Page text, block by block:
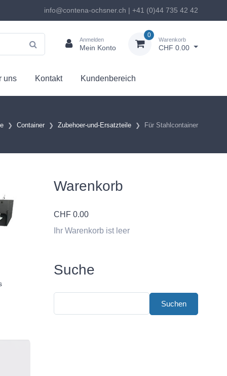
info@contena-ochsner.ch | +41 (0)44 735 42 42
Anmelden
Mein Konto
0
Warenkorb
CHF 0.00
uns Kontakt Kundenbereich
Container Zubehoer-und-Ersatzteile Für Stahlcontainer
Warenkorb
CHF 0.00
Ihr Warenkorb ist leer
Suche